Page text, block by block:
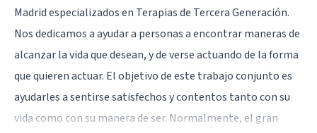
Madrid especializados en Terapias de Tercera Generación.
Nos dedicamos a ayudar a personas a encontrar maneras de
alcanzar la vida que desean, y de verse actuando de la forma
que quieren actuar. El objetivo de este trabajo conjunto es
ayudarles a sentirse satisfechos y contentos tanto con su
vida como con su manera de ser. Normalmente, el gran